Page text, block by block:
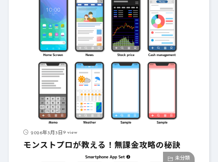
2026年3月3日 9 view
モンストプロが教える！無課金攻略の秘訣
未分類